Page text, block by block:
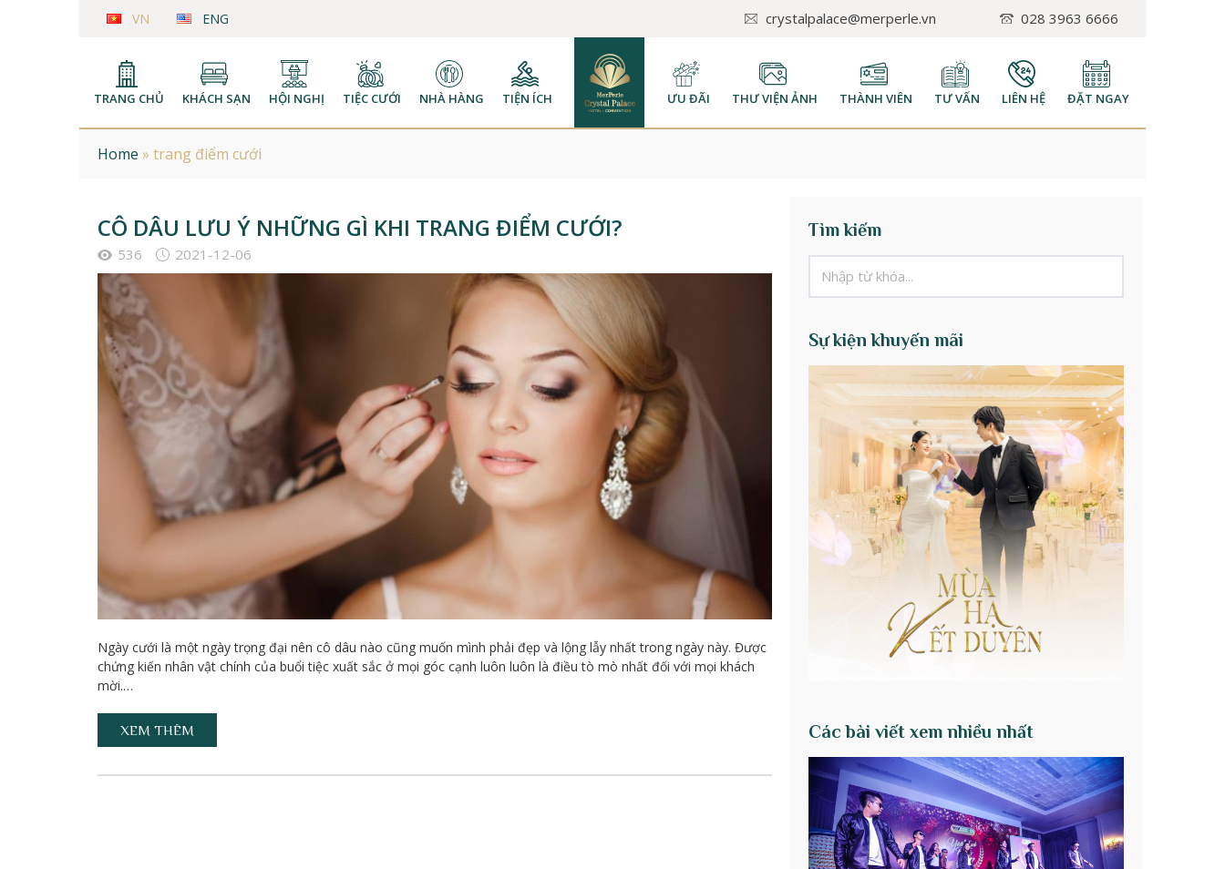
VN ENG crystalpalace@merperle.vn 028 3963 6666
TRANG CHỦ KHÁCH SẠN HỘI NGHỊ TIỆC CƯỚI NHÀ HÀNG TIỆN ÍCH ƯU ĐÃI THƯ VIỆN ẢNH THÀNH VIÊN TƯ VẤN LIÊN HỆ ĐẶT NGAY
Home » trang điểm cưới
CÔ DÂU LƯU Ý NHỮNG GÌ KHI TRANG ĐIỂM CƯỚI?
536 2021-12-06
Ngày cưới là một ngày trọng đại nên cô dâu nào cũng muốn mình phải đẹp và lộng lẫy nhất trong ngày này. Được
chứng kiến nhân vật chính của buổi tiệc xuất sắc ở mọi góc cạnh luôn luôn là điều tò mò nhất đối với mọi khách
mời.…
XEM THÊM
Tìm kiếm
Sự kiện khuyến mãi
Các bài viết xem nhiều nhất